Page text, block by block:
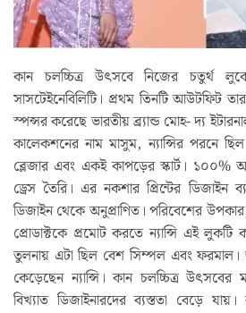
কান চলচ্চিত্র উৎসবে নিজের চতুর্থ
সাসটেইনেবিলিটি। প্রথম তিনটি আউটফিট
স্পন্সর করেছে ভারতীয় ব্র্যান্ড মোহ- দ্য
কালেকশনের নাম মাসুম, ন্যান্সির পরনে
ব্লেজার এবং একই কাপড়ের স্কার্ট। ১০০%
ড্রেস তৈরি। এর নকশার প্রিন্টের ডিজাইন
ডিজাইন থেকে অনুপ্রাণিত। পরিবেশের
প্রোডাক্টকে প্রমোট করতে ন্যান্সি এই
তুলনায় এটা ছিল বেশ সিম্পল এবং
কেড়েছেন ন্যান্সি। কান চলচ্চিত্র
বিখ্যাত ডিজাইনারদের ব্যস্ততা বেড়ে